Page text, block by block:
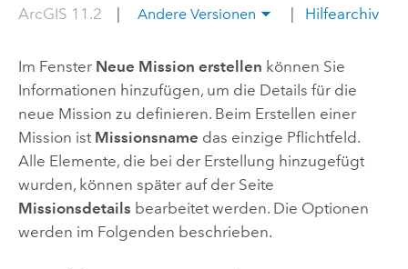
ArcGIS 11.2 | Andere Versionen | Hilfearchiv
Im Fenster Neue Mission erstellen können Sie
Informationen hinzufügen, um die Details für die
neue Mission zu definieren. Beim Erstellen einer
Mission ist Missionsname das einzige Pflichtfeld.
Alle Elemente, die bei der Erstellung hinzugefügt
wurden, können später auf der Seite
Missionsdetails bearbeitet werden. Die Optionen
werden im Folgenden beschrieben.